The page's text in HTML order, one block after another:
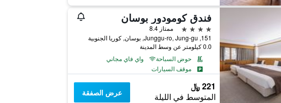
فندق كومودور بوسان
4 نجوم
ممتاز 8.4
151, Junggu-ro, Jung-gu, بوسان, كوريا الجنوبية
0.0 كيلومتر عن وسط المدينة
حوض السباحة
واي فاي مجاني
موقف السيارات
221 ﷼
المتوسط في الليلة عرض الصفقة